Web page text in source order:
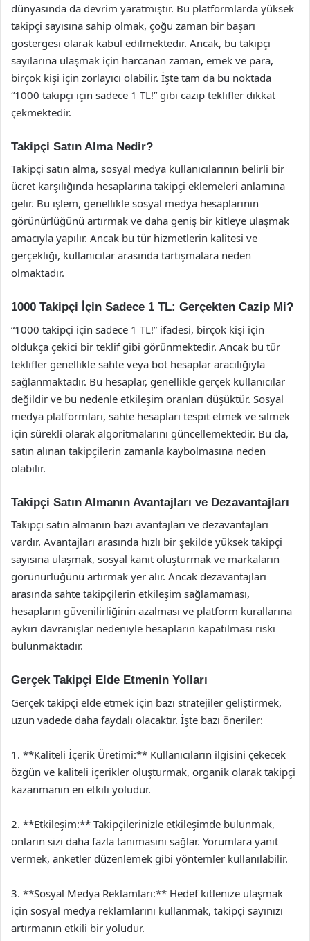
dünyasında da devrim yaratmıştır. Bu platformlarda yüksek
takipçi sayısına sahip olmak, çoğu zaman bir başarı
göstergesi olarak kabul edilmektedir. Ancak, bu takipçi
sayılarına ulaşmak için harcanan zaman, emek ve para,
birçok kişi için zorlayıcı olabilir. İşte tam da bu noktada
“1000 takipçi için sadece 1 TL!” gibi cazip teklifler dikkat
çekmektedir.
Takipçi Satın Alma Nedir?
Takipçi satın alma, sosyal medya kullanıcılarının belirli bir
ücret karşılığında hesaplarına takipçi eklemeleri anlamına
gelir. Bu işlem, genellikle sosyal medya hesaplarının
görünürlüğünü artırmak ve daha geniş bir kitleye ulaşmak
amacıyla yapılır. Ancak bu tür hizmetlerin kalitesi ve
gerçekliği, kullanıcılar arasında tartışmalara neden
olmaktadır.
1000 Takipçi İçin Sadece 1 TL: Gerçekten Cazip Mi?
“1000 takipçi için sadece 1 TL!” ifadesi, birçok kişi için
oldukça çekici bir teklif gibi görünmektedir. Ancak bu tür
teklifler genellikle sahte veya bot hesaplar aracılığıyla
sağlanmaktadır. Bu hesaplar, genellikle gerçek kullanıcılar
değildir ve bu nedenle etkileşim oranları düşüktür. Sosyal
medya platformları, sahte hesapları tespit etmek ve silmek
için sürekli olarak algoritmalarını güncellemektedir. Bu da,
satın alınan takipçilerin zamanla kaybolmasına neden
olabilir.
Takipçi Satın Almanın Avantajları ve Dezavantajları
Takipçi satın almanın bazı avantajları ve dezavantajları
vardır. Avantajları arasında hızlı bir şekilde yüksek takipçi
sayısına ulaşmak, sosyal kanıt oluşturmak ve markaların
görünürlüğünü artırmak yer alır. Ancak dezavantajları
arasında sahte takipçilerin etkileşim sağlamaması,
hesapların güvenilirliğinin azalması ve platform kurallarına
aykırı davranışlar nedeniyle hesapların kapatılması riski
bulunmaktadır.
Gerçek Takipçi Elde Etmenin Yolları
Gerçek takipçi elde etmek için bazı stratejiler geliştirmek,
uzun vadede daha faydalı olacaktır. İşte bazı öneriler:
1. **Kaliteli İçerik Üretimi:** Kullanıcıların ilgisini çekecek
özgün ve kaliteli içerikler oluşturmak, organik olarak takipçi
kazanmanın en etkili yoludur.
2. **Etkileşim:** Takipçilerinizle etkileşimde bulunmak,
onların sizi daha fazla tanımasını sağlar. Yorumlara yanıt
vermek, anketler düzenlemek gibi yöntemler kullanılabilir.
3. **Sosyal Medya Reklamları:** Hedef kitlenize ulaşmak
için sosyal medya reklamlarını kullanmak, takipçi sayınızı
artırmanın etkili bir yoludur.